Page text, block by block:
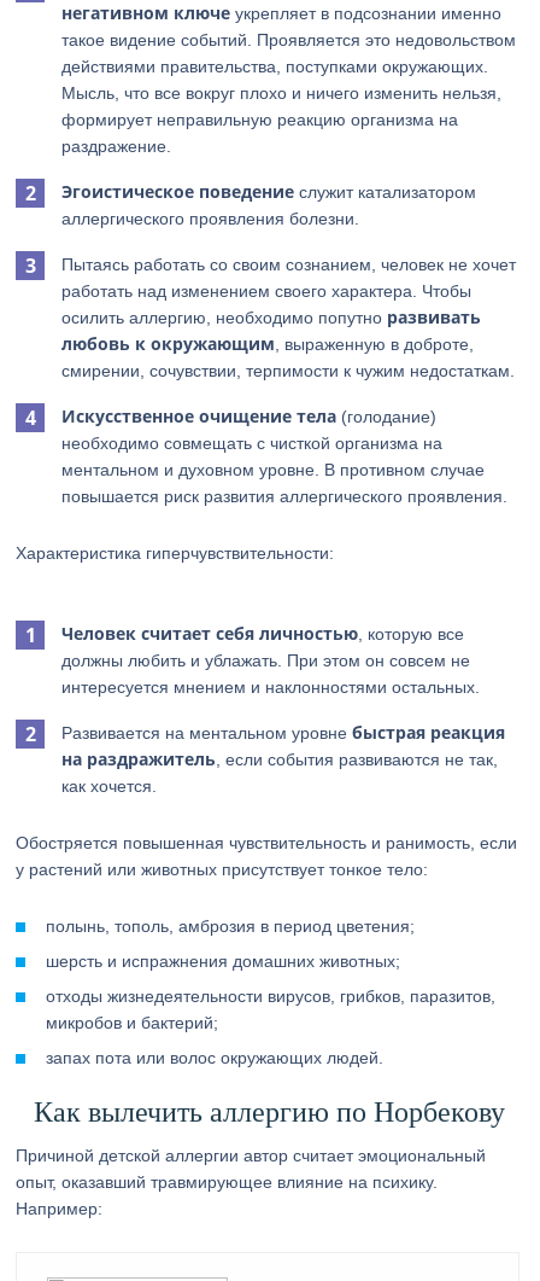
негативном ключе укрепляет в подсознании именно
такое видение событий. Проявляется это недовольством
действиями правительства, поступками окружающих.
Мысль, что все вокруг плохо и ничего изменить нельзя,
формирует неправильную реакцию организма на
раздражение.
Эгоистическое поведение служит катализатором
аллергического проявления болезни.
Пытаясь работать со своим сознанием, человек не хочет
работать над изменением своего характера. Чтобы
осилить аллергию, необходимо попутно развивать
любовь к окружающим , выраженную в доброте,
смирении, сочувствии, терпимости к чужим недостаткам.
Искусственное очищение тела (голодание)
необходимо совмещать с чисткой организма на
ментальном и духовном уровне. В противном случае
повышается риск развития аллергического проявления.
Характеристика гиперчувствительности:
Человек считает себя личностью , которую все
должны любить и ублажать. При этом он совсем не
интересуется мнением и наклонностями остальных.
Развивается на ментальном уровнебыстрая реакция
на раздражитель , если события развиваются не так,
как хочется.
Обостряется повышенная чувствительность и ранимость, если
у растений или животных присутствует тонкое тело:
полынь, тополь, амброзия в период цветения;
шерсть и испражнения домашних животных;
отходы жизнедеятельности вирусов, грибков, паразитов,
микробов и бактерий;
запах пота или волос окружающих людей.
Как вылечить аллергию по Норбекову
Причиной детской аллергии автор считает эмоциональный
опыт, оказавший травмирующее влияние на психику.
Например: